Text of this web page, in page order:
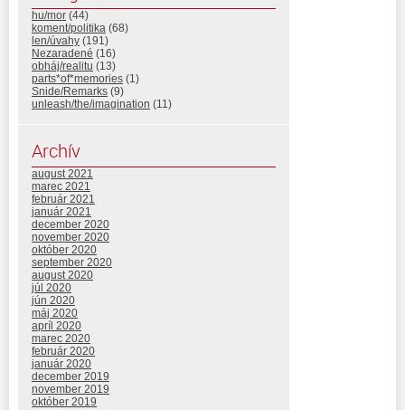
hu/mor (44)
koment/politika (68)
len/úvahy (191)
Nezaradené (16)
obháj/realitu (13)
parts*of*memories (1)
Snide/Remarks (9)
unleash/the/imagination (11)
Archív
august 2021
marec 2021
február 2021
január 2021
december 2020
november 2020
október 2020
september 2020
august 2020
júl 2020
jún 2020
máj 2020
apríl 2020
marec 2020
február 2020
január 2020
december 2019
november 2019
október 2019